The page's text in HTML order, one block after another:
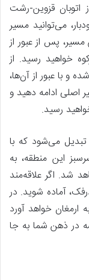
اتوبان قزوین-رشت
می‌توانید مسیر
پس از عبور از
خواهید رسید. از
و با عبور از آن‌ها،
اصلی ادامه دهید و
رسید.
می‌شود که با
این منطقه، به
شد. اگر علاقه‌مند
آماده شوید. در
ارمغان خواهد آورد
در ذهن شما به جا